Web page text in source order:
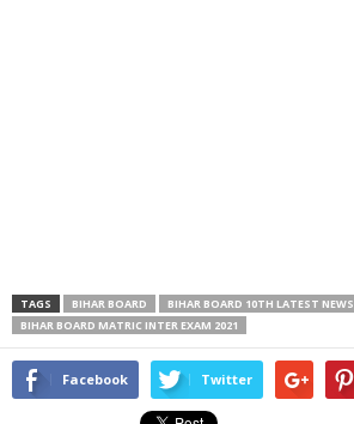
TAGS BIHAR BOARD
BIHAR BOARD 10TH LATEST NEWS
BIHAR BOARD MATRIC INTER EXAM 2021
Facebook Twitter